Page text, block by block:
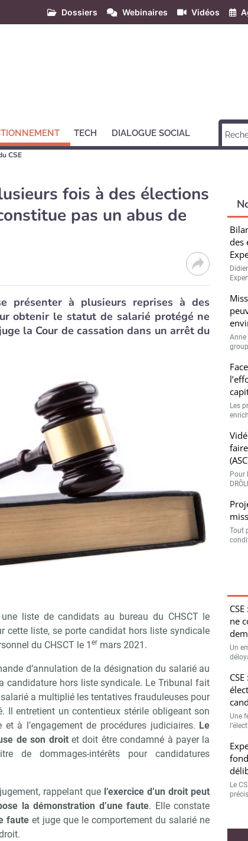
Dossiers Webinaires Vidéos
TECH DIALOGUE SOCIAL
CSE
fois à des élections
pas un abus de
présenter à plusieurs reprises à des
obtenir le statut de salarié protégé ne
la Cour de cassation dans un arrêt du
liste de candidats au bureau du CHSCT le
cette liste, se porte candidat hors liste syndicale
du CHSCT le 1 er mars 2021.
d’annulation de la désignation du salarié au
candidature hors liste syndicale. Le Tribunal fait
a multiplié les tentatives frauduleuses pour
Il entretient un contentieux stérile obligeant son
à l’engagement de procédures judiciaires. Le
de son droitet doit être condamné à payer la
de dommages-intérêts pour candidatures
rappelant que l’exercice d’un droit peut
la démonstration d’une faute. Elle constate
fauteet juge que le comportement du salarié ne
des
Anne
Les
Pour
Tout
ne
Un
Une
Le